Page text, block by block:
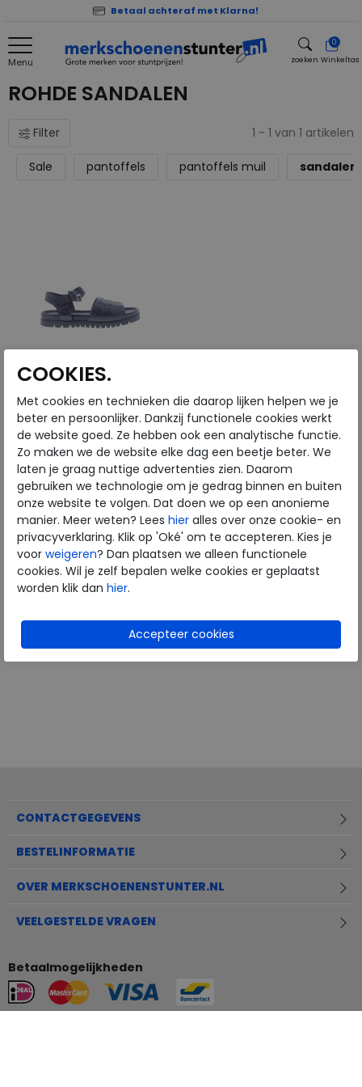
Betaal achteraf met Klarna!
Menu zoeken
0
Winkeltas
ROHDE SANDALEN
Filter 1 - 1 van 1 artikelen
Sale pantoffels pantoffels muil sandalen
Rohde
6306-90 black
wijdte Wijdtemaat G
€ 74,95
€ 44,97
Beschikbare maten
37 41 42
CONTACTGEGEVENS
BESTELINFORMATIE
OVER MERKSCHOENENSTUNTER.NL
VEELGESTELDE VRAGEN
Betaalmogelijkheden
COOKIES.
Met cookies en technieken die daarop lijken helpen we je
beter en persoonlijker. Dankzij functionele cookies werkt
de website goed. Ze hebben ook een analytische functie.
Zo maken we de website elke dag een beetje beter. We
laten je graag nuttige advertenties zien. Daarom
gebruiken we technologie om je gedrag binnen en buiten
onze website te volgen. Dat doen we op een anonieme
manier. Meer weten? Lees hier alles over onze cookie- en
privacyverklaring. Klik op 'Oké' om te accepteren. Kies je
voor weigeren? Dan plaatsen we alleen functionele
cookies. Wil je zelf bepalen welke cookies er geplaatst
worden klik dan hier.